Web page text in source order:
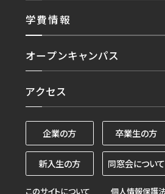
学費情報
オープンキャンパス
アクセス
企業の方 卒業生の方
新入生の方 同窓会について
このサイトについて 個人情報保護